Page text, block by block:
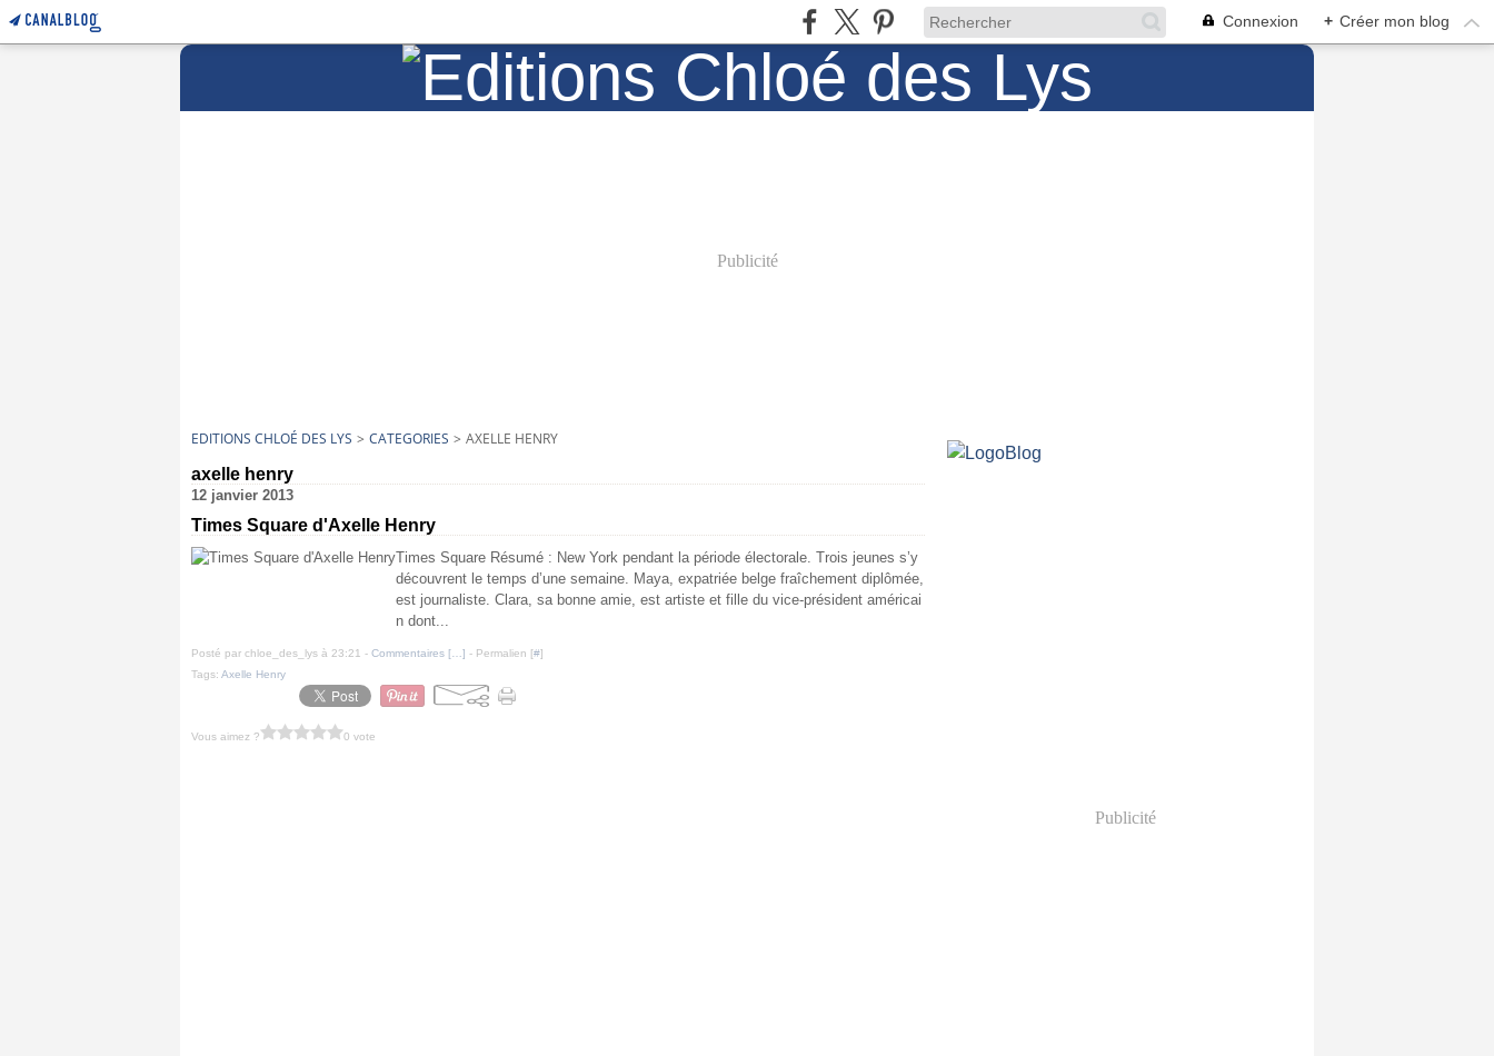
Connexion + Créer mon blog
Publicité
EDITIONS CHLOÉ DES LYS > CATEGORIES > AXELLE HENRY
axelle henry
12 janvier 2013
Times Square d'Axelle Henry
Times Square Résumé : New York pendant la période électorale. Trois jeunes s’y
découvrent le temps d’une semaine. Maya, expatriée belge fraîchement diplômée,
est journaliste. Clara, sa bonne amie, est artiste et fille du vice-président américai
n dont...
Posté par chloe_des_lys à 23:21 - Commentaires [ ] - Permalien [#]
Tags: Axelle Henry
Vous aimez ? 0 vote
Publicité